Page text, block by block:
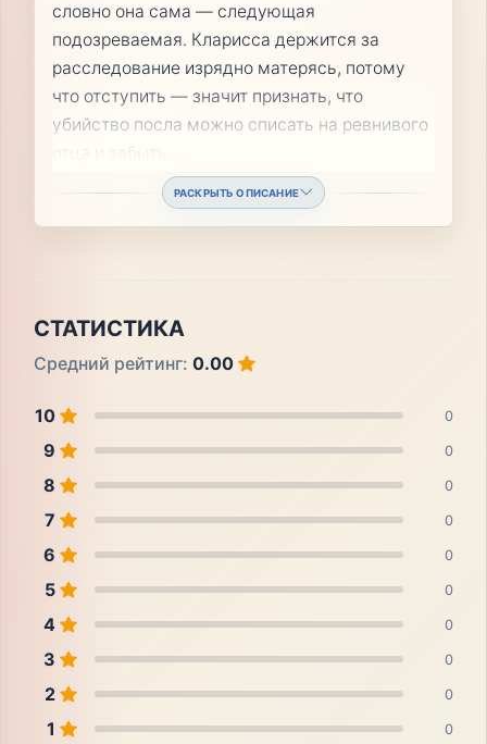
словно она сама — следующая
подозреваемая. Кларисса держится за
расследование изрядно матерясь, потому
что отступить — значит признать, что
убийство посла можно списать на ревнивого
РАСКРЫТЬ ОПИСАНИЕ
СТАТИСТИКА
Средний рейтинг: 0.00
10 0
9 0
8 0
7 0
6 0
5 0
4 0
3 0
2 0
1 0